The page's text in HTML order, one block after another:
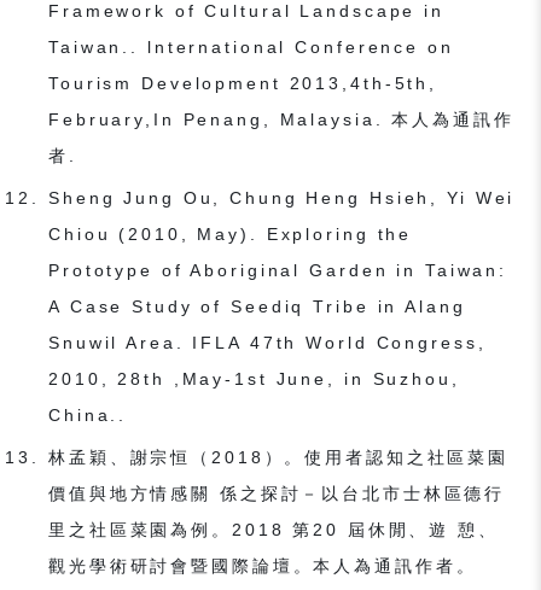
Framework of Cultural Landscape in
Taiwan.. lnternational Conference on
Tourism Development 2013,4th-5th,
February,In Penang, Malaysia. 本人為通訊作
者.
Sheng Jung Ou, Chung Heng Hsieh, Yi Wei
Chiou (2010, May). Exploring the
Prototype of Aboriginal Garden in Taiwan:
A Case Study of Seediq Tribe in Alang
Snuwil Area. IFLA 47th World Congress,
2010, 28th ,May-1st June, in Suzhou,
China..
林孟穎、謝宗恒（2018）。使⽤者認知之社區菜園
價值與地⽅情感關 係之探討－以台北市⼠林區德⾏
⾥之社區菜園為例。2018 第20 屆休閒、遊 憩、
觀光學術研討會暨國際論壇。本⼈為通訊作者。